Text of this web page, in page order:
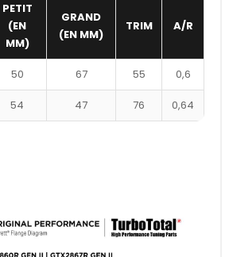
PETIT
(EN
MM)
GRAND
(EN MM)
TRIM A/R
50 67 55 0,6
54 47 76 0,64